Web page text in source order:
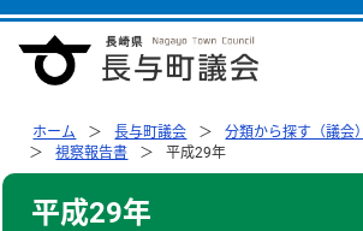
ホーム 長与町議会 分類から探す（議会）
視察報告書
平成29年
平成29年